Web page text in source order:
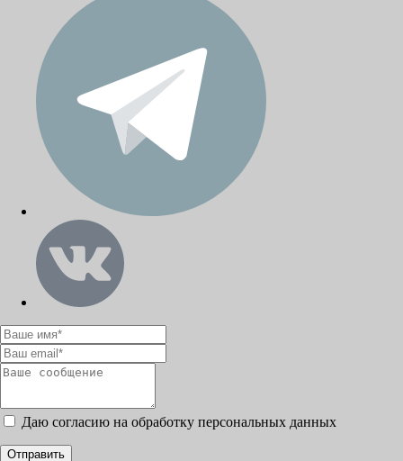
Даю согласию на обработку персональных данных
Отправить